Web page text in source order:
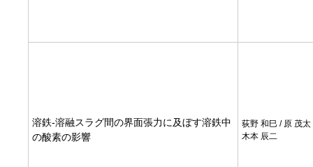
溶鉄-溶融スラグ間の界面張力に及ぼす溶鉄中
の酸素の影響
荻野 和巳 / 原 茂太
木本 辰二